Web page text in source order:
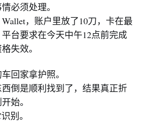
必须处理。
，账户里放了10刀，卡在最
台要求在今天中午12点前完成
失效。
回家拿护照。
倒是顺利找到了，结果真正折
始。
别。